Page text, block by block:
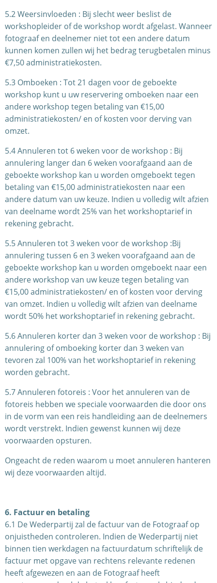
5.2 Weersinvloeden : Bij slecht weer beslist de
workshopleider of de workshop wordt afgelast. Wanneer
fotograaf en deelnemer niet tot een andere datum
kunnen komen zullen wij het bedrag terugbetalen minus
€7,50 administratiekosten.
5.3 Omboeken : Tot 21 dagen voor de geboekte
workshop kunt u uw reservering omboeken naar een
andere workshop tegen betaling van €15,00
administratiekosten/ en of kosten voor derving van
omzet.
5.4 Annuleren tot 6 weken voor de workshop : Bij
annulering langer dan 6 weken voorafgaand aan de
geboekte workshop kan u worden omgeboekt tegen
betaling van €15,00 administratiekosten naar een
andere datum van uw keuze. Indien u volledig wilt afzien
van deelname wordt 25% van het workshoptarief in
rekening gebracht.
5.5 Annuleren tot 3 weken voor de workshop :Bij
annulering tussen 6 en 3 weken voorafgaand aan de
geboekte workshop kan u worden omgeboekt naar een
andere workshop van uw keuze tegen betaling van
€15,00 administratiekosten/ en of kosten voor derving
van omzet. Indien u volledig wilt afzien van deelname
wordt 50% het workshoptarief in rekening gebracht.
5.6 Annuleren korter dan 3 weken voor de workshop : Bij
annulering of omboeking korter dan 3 weken van
tevoren zal 100% van het workshoptarief in rekening
worden gebracht.
5.7 Annuleren fotoreis : Voor het annuleren van de
fotoreis hebben we speciale voorwaarden die door ons
in de vorm van een reis handleiding aan de deelnemers
wordt verstrekt. Indien gewenst kunnen wij deze
voorwaarden opsturen.
Ongeacht de reden waarom u moet annuleren hanteren
wij deze voorwaarden altijd.
6. Factuur en betaling
6.1 De Wederpartij zal de factuur van de Fotograaf op
onjuistheden controleren. Indien de Wederpartij niet
binnen tien werkdagen na factuurdatum schriftelijk de
factuur met opgave van rechtens relevante redenen
heeft afgewezen en aan de Fotograaf heeft